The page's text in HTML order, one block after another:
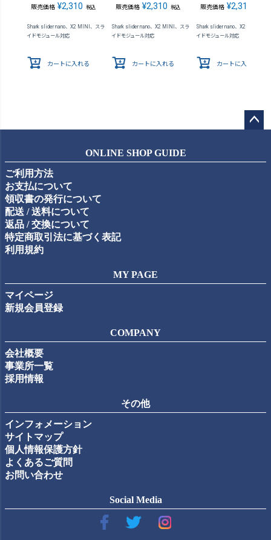
販売価格 ¥2,310 税込
Shark slider nano、X2 MINI、スラ
イドモジュール対応
カートに入れる
販売価格 ¥2,310 税込
Shark slider nano、X2 MINI、スラ
イドモジュール対応
カートに入れる
販売価格 ¥2,310
Shark slider nano、X2 MINI、ス
イドモジュール対応
カートに入れる
ップ
ONLINE SHOP GUIDE
ご利用方法
お支払について
領収書の発行について
配送 / 送料について
返品 / 交換について
特定商取引法に基づく表記
利用規約
MY PAGE
マイページ
新規会員登録
COMPANY
会社概要
事業所一覧
採用情報
その他
インフォメーション
サイトマップ
個人情報保護方針
よくあるご質問
お問い合わせ
Social Media